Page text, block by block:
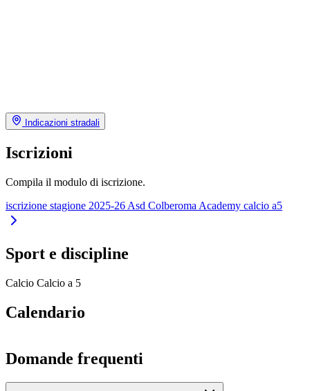
Indicazioni stradali
Iscrizioni
Compila il modulo di iscrizione.
iscrizione stagione 2025-26 Asd Colberoma Academy calcio a5
Sport e discipline
Calcio Calcio a 5
Calendario
Domande frequenti